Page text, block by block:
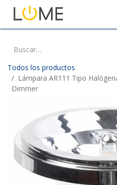
Todos los productos
Lámpara AR111 Tipo
Dimmer